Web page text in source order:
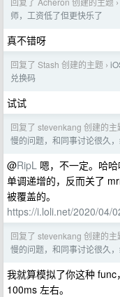
›
师，工资低了但更快乐了
真不错呀
回复了 Stash 创建的主题 ›
兑换码
试试
回复了 stevenkang 创建的主
慢的问题，和同事讨论很久
@RipL 嗯，不一定。哈
单调递增的，反而关了
被覆盖的。
https://i.loli.net/2020/04/
回复了 stevenkang 创建的主
慢的问题，和同事讨论很久
我就算模拟了你这种
100ms 左右。